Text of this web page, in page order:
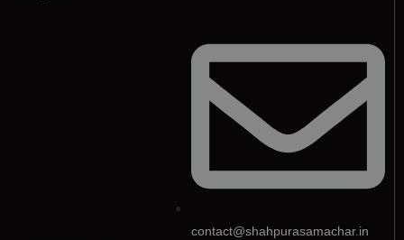
contact@shahpurasamachar.in